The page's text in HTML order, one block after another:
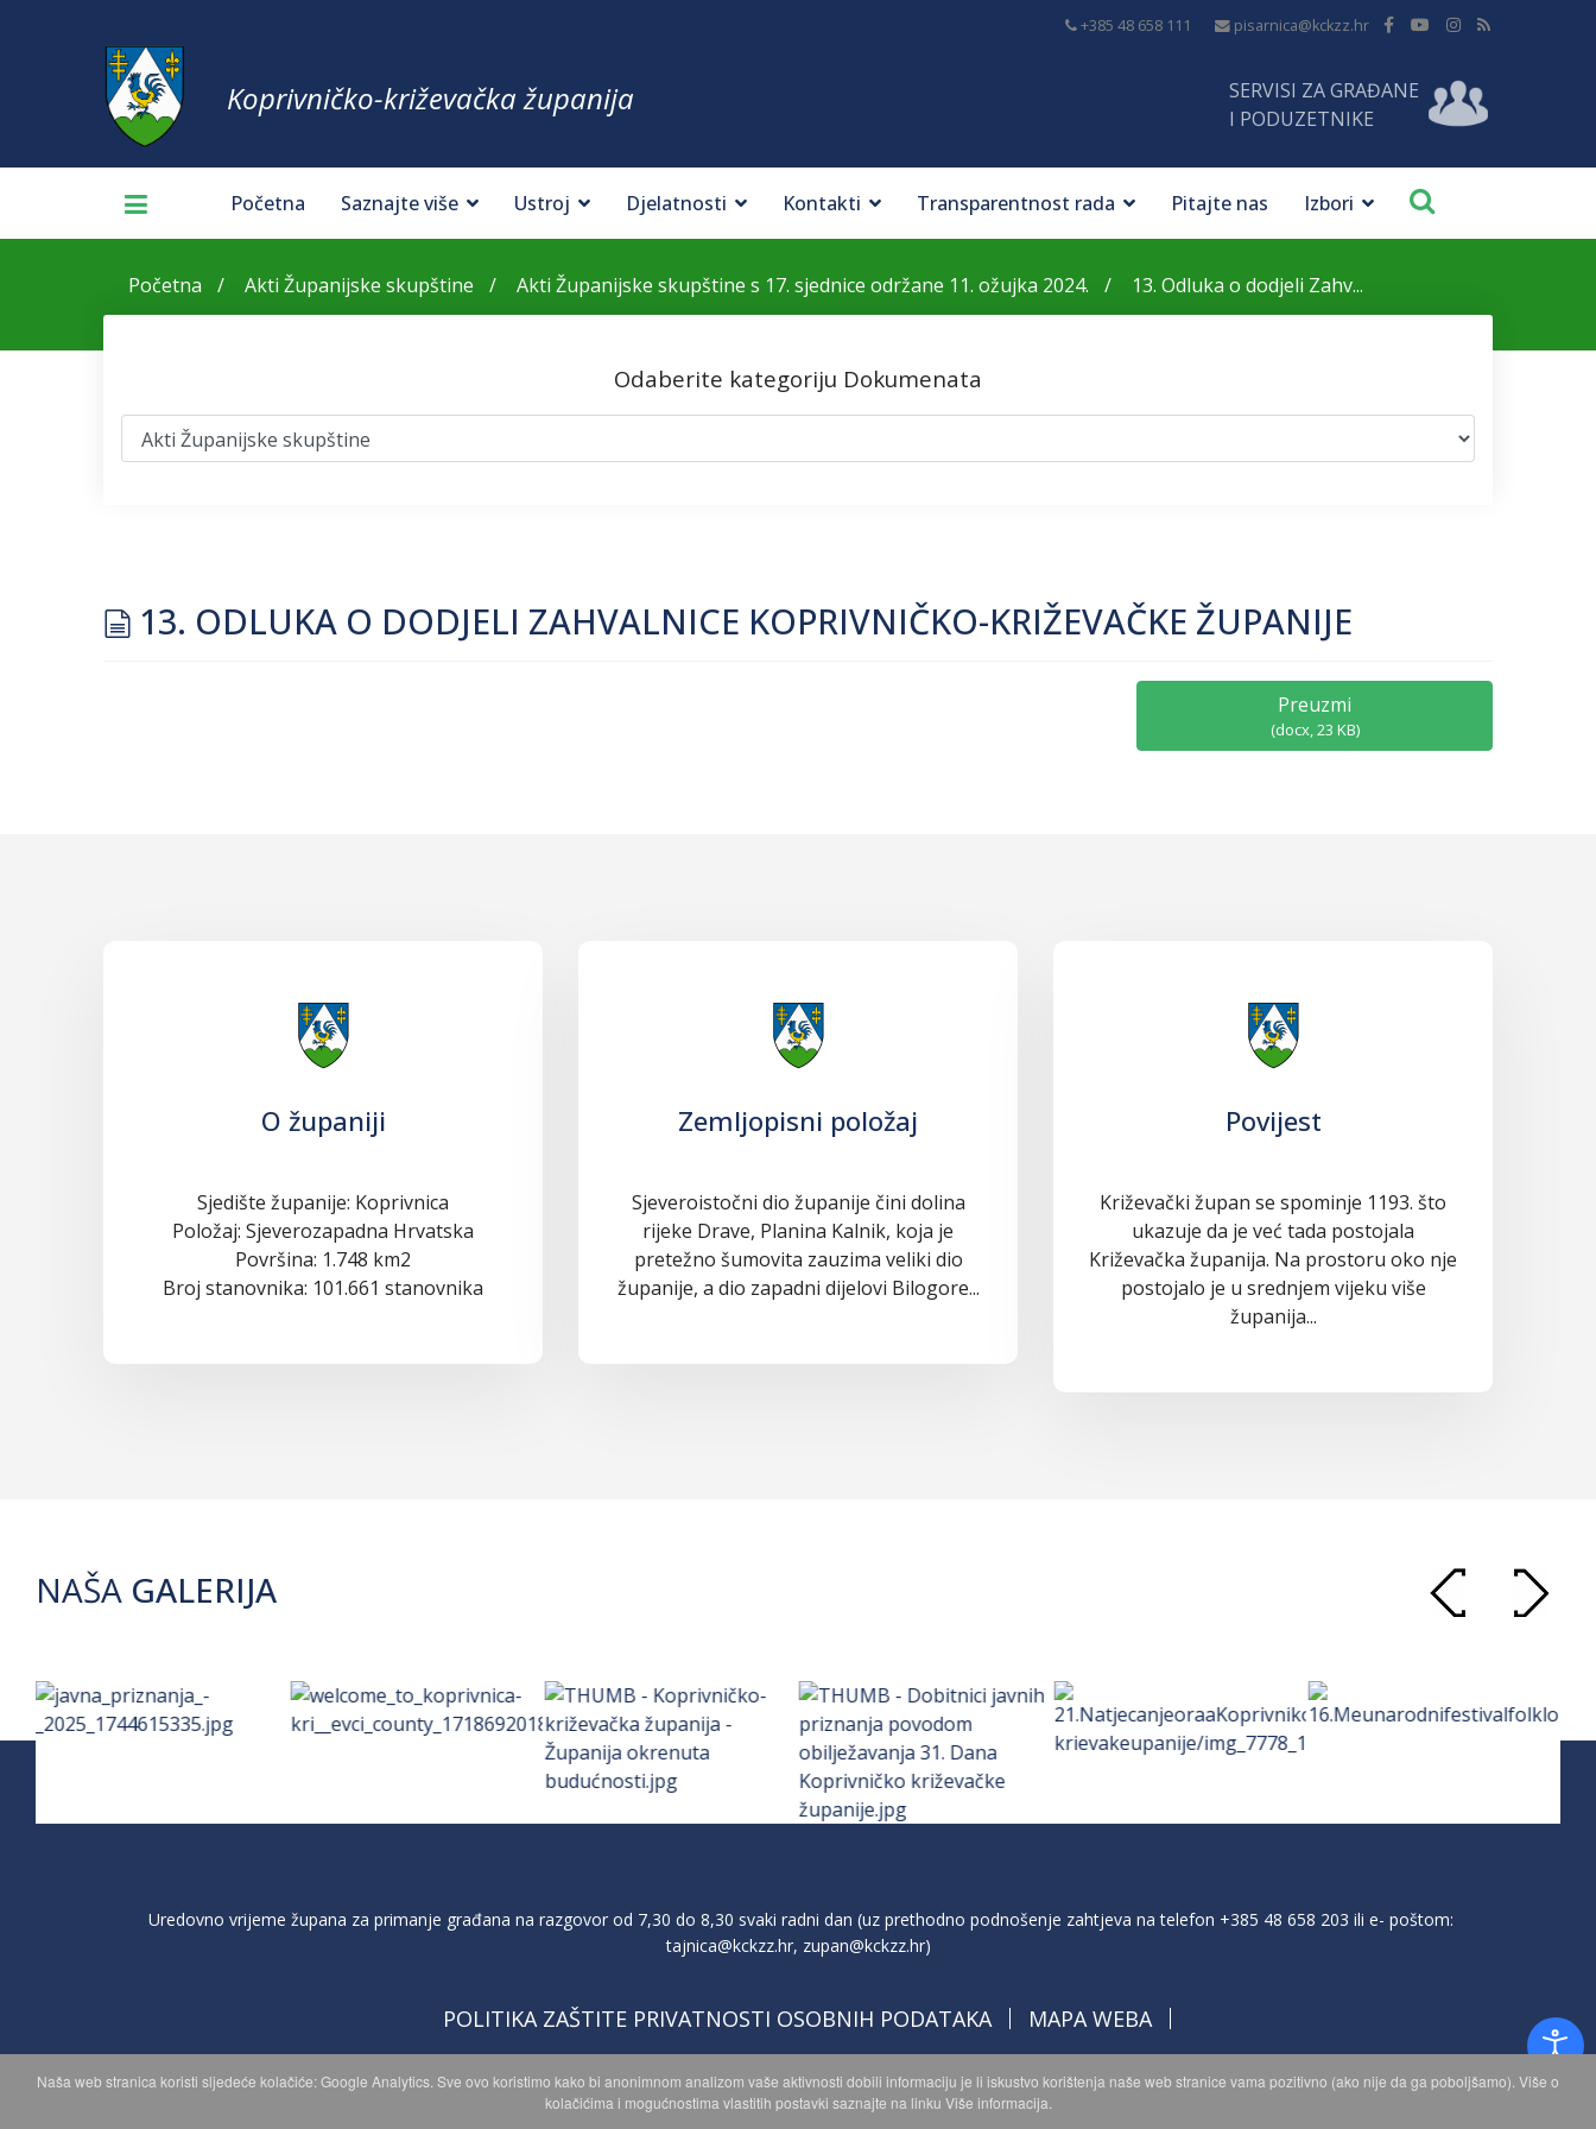
+385 48 658 111 pisarnica@kckzz.hr
Koprivničko-križevačka županija
SERVISI ZA GRAĐANE
I PODUZETNIKE
Početna Saznajte više Ustroj Djelatnosti Kontakti Transparentnost rada Pitajte nas Izbori
Početna Akti Županijske skupštine Akti Županijske skupštine s 17. sjednice održane 11. ožujka 2024. 13. Odluka o dodjeli Zahv...
Odaberite kategoriju Dokumenata
document
13. ODLUKA O DODJELI ZAHVALNICE KOPRIVNIČKO-KRIŽEVAČKE ŽUPANIJE
Preuzmi
(docx,23 KB)
O županiji
Sjedište županije: Koprivnica
Položaj: Sjeverozapadna Hrvatska
Površina: 1.748 km2
Broj stanovnika: 101.661 stanovnika
Zemljopisni položaj
Sjeveroistočni dio županije čini dolina
rijeke Drave, Planina Kalnik, koja je
pretežno šumovita zauzima veliki dio
županije, a dio zapadni dijelovi Bilogore...
Povijest
Križevački župan se spominje 1193. što
ukazuje da je već tada postojala
Križevačka županija. Na prostoru oko nje
postojalo je u srednjem vijeku više
županija...
NAŠA GALERIJA
Uredovno vrijeme župana za primanje građana na razgovor od 7,30 do 8,30 svaki radni dan (uz prethodno podnošenje zahtjeva na telefon +385 48 658 203 ili e- poštom:
tajnica@kckzz.hr, zupan@kckzz.hr)
POLITIKA ZAŠTITE PRIVATNOSTI OSOBNIH PODATAKA MAPA WEBA
Copyright © 2026 Koprivničko - križevačka županija. Sva prava zadržana.
Naša web stranica koristi sljedeće kolačiće: Google Analytics. Sve ovo koristimo kako bi anonimnom analizom vaše aktivnosti dobili informaciju je li iskustvo korištenja naše web stranice vama pozitivno (ako nije da ga poboljšamo). Više o
kolačićima i mogućnostima vlastitih postavki saznajte na linku Više informacija.